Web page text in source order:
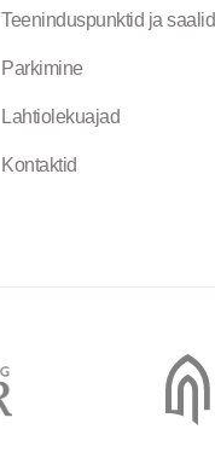
Teeninduspunktid ja saalid
Parkimine
Lahtiolekuajad
Kontaktid